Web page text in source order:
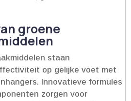
groene
staan
op gelijke voet met
Innovatieve formules
zorgen voor